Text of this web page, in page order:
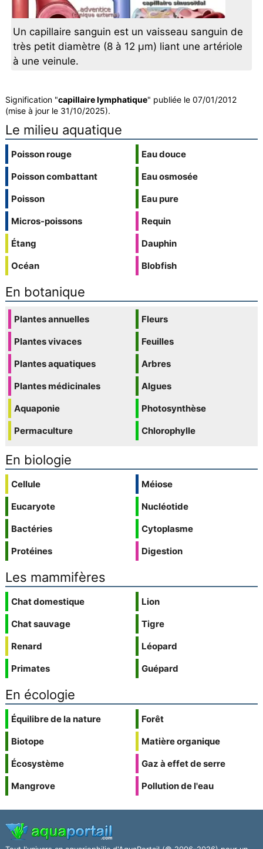
Un capillaire sanguin est un vaisseau sanguin de
très petit diamètre (8 à 12 µm) liant une artériole
à une veinule.
Signification "capillaire lymphatique" publiée le 07/01/2012
(mise à jour le 31/10/2025).
Le milieu aquatique
Poisson rouge
Poisson combattant
Poisson
Micros-poissons
Étang
Océan
Eau douce
Eau osmosée
Eau pure
Requin
Dauphin
Blobfish
En botanique
Plantes annuelles
Plantes vivaces
Plantes aquatiques
Plantes médicinales
Aquaponie
Permaculture
Fleurs
Feuilles
Arbres
Algues
Photosynthèse
Chlorophylle
En biologie
Cellule
Eucaryote
Bactéries
Protéines
Méiose
Nucléotide
Cytoplasme
Digestion
Les mammifères
Chat domestique
Chat sauvage
Renard
Primates
Lion
Tigre
Léopard
Guépard
En écologie
Équilibre de la nature
Biotope
Écosystème
Mangrove
Forêt
Matière organique
Gaz à effet de serre
Pollution de l'eau